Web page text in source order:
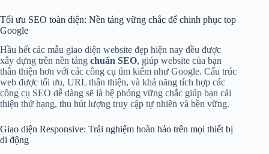
Tối ưu SEO toàn diện: Nền tảng vững chắc để chinh phục top
Google
Hầu hết các mẫu giao diện website đẹp hiện nay đều được
xây dựng trên nền tảng chuẩn SEO, giúp website của bạn
thân thiện hơn với các công cụ tìm kiếm như Google. Cấu trúc
web được tối ưu, URL thân thiện, và khả năng tích hợp các
công cụ SEO dễ dàng sẽ là bệ phóng vững chắc giúp bạn cải
thiện thứ hạng, thu hút lượng truy cập tự nhiên và bền vững.
Giao diện Responsive: Trải nghiệm hoàn hảo trên mọi thiết bị
di động